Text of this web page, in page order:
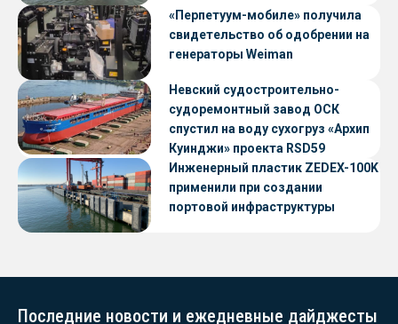
«Перпетуум-мобиле» получила
свидетельство об одобрении на
генераторы Weiman
Невский судостроительно-
судоремонтный завод ОСК
спустил на воду сухогруз «Архип
Куинджи» проекта RSD59
Инженерный пластик ZEDEX-100K
применили при создании
портовой инфраструктуры
Последние новости и ежедневные дайджесты